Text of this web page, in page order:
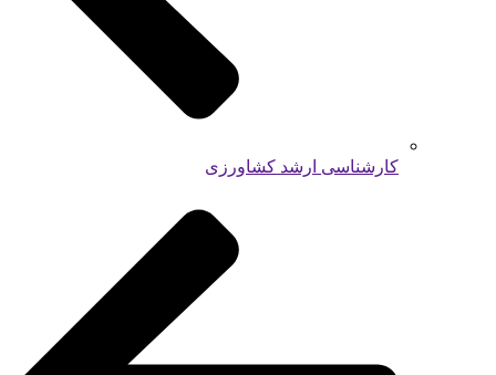
کارشناسی ارشد کشاورزی